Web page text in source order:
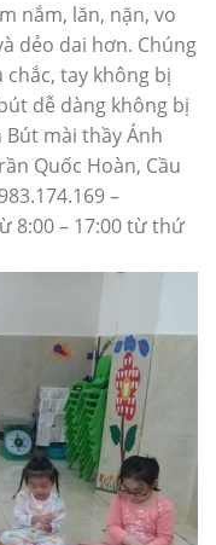
nắm, lăn, nặn, vo
dẻo dai hơn. Chúng
tay không bị
dễ dàng không bị
mài thầy Ánh
Quốc Hoàn, Cầu
–
8:00 – 17:00 từ thứ